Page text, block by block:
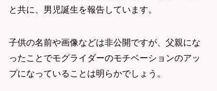
と共に、男児誕生を報告しています。
子供の名前や画像などは非公開ですが、父親にな
ったことでモグライダーのモチベーションのアッ
プになっていることは明らかでしょう。